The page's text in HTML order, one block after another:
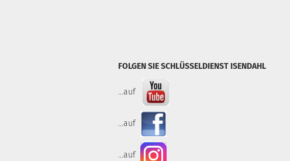
FOLGEN SIE SCHLÜSSELDIENST ISENDAHL
...auf
...auf
...auf